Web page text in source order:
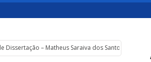
– Matheus Saraiva dos Santos